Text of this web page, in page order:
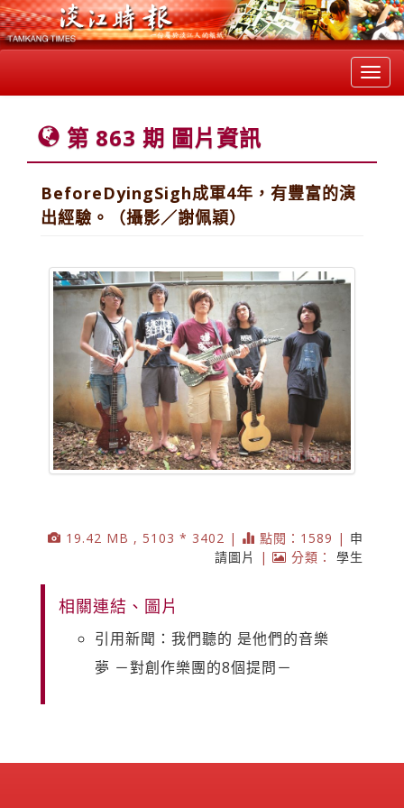
第 863 期 圖片資訊
BeforeDyingSigh成軍4年，有豐富的演
出經驗。（攝影／謝佩穎）
19.42 MB , 5103 * 3402 | 點閱：1589 | 申
請圖片
| 分類： 學生
相關連結、圖片
引用新聞：我們聽的 是他們的音樂
夢 －對創作樂團的8個提問－